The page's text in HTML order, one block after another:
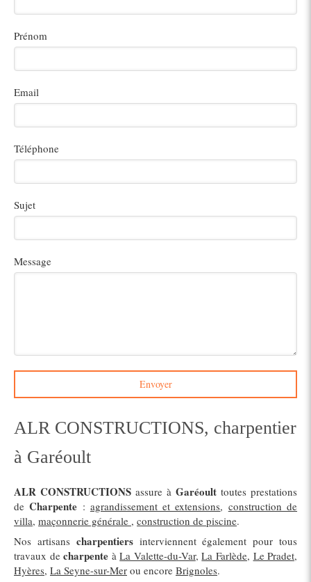
Prénom
Email
Téléphone
Sujet
Message
Envoyer
ALR CONSTRUCTIONS, charpentier
à Garéoult
ALR CONSTRUCTIONS assure à Garéoult toutes prestations
deCharpente : agrandissement et extensions, construction de
villa, maçonnerie générale , construction de piscine.
Nos artisans charpentiersinterviennent également pour tous
travaux decharpente àLa Valette-du-Var,La Farlède, Le Pradet,
Hyères, La Seyne-sur-Mer ou encore Brignoles.